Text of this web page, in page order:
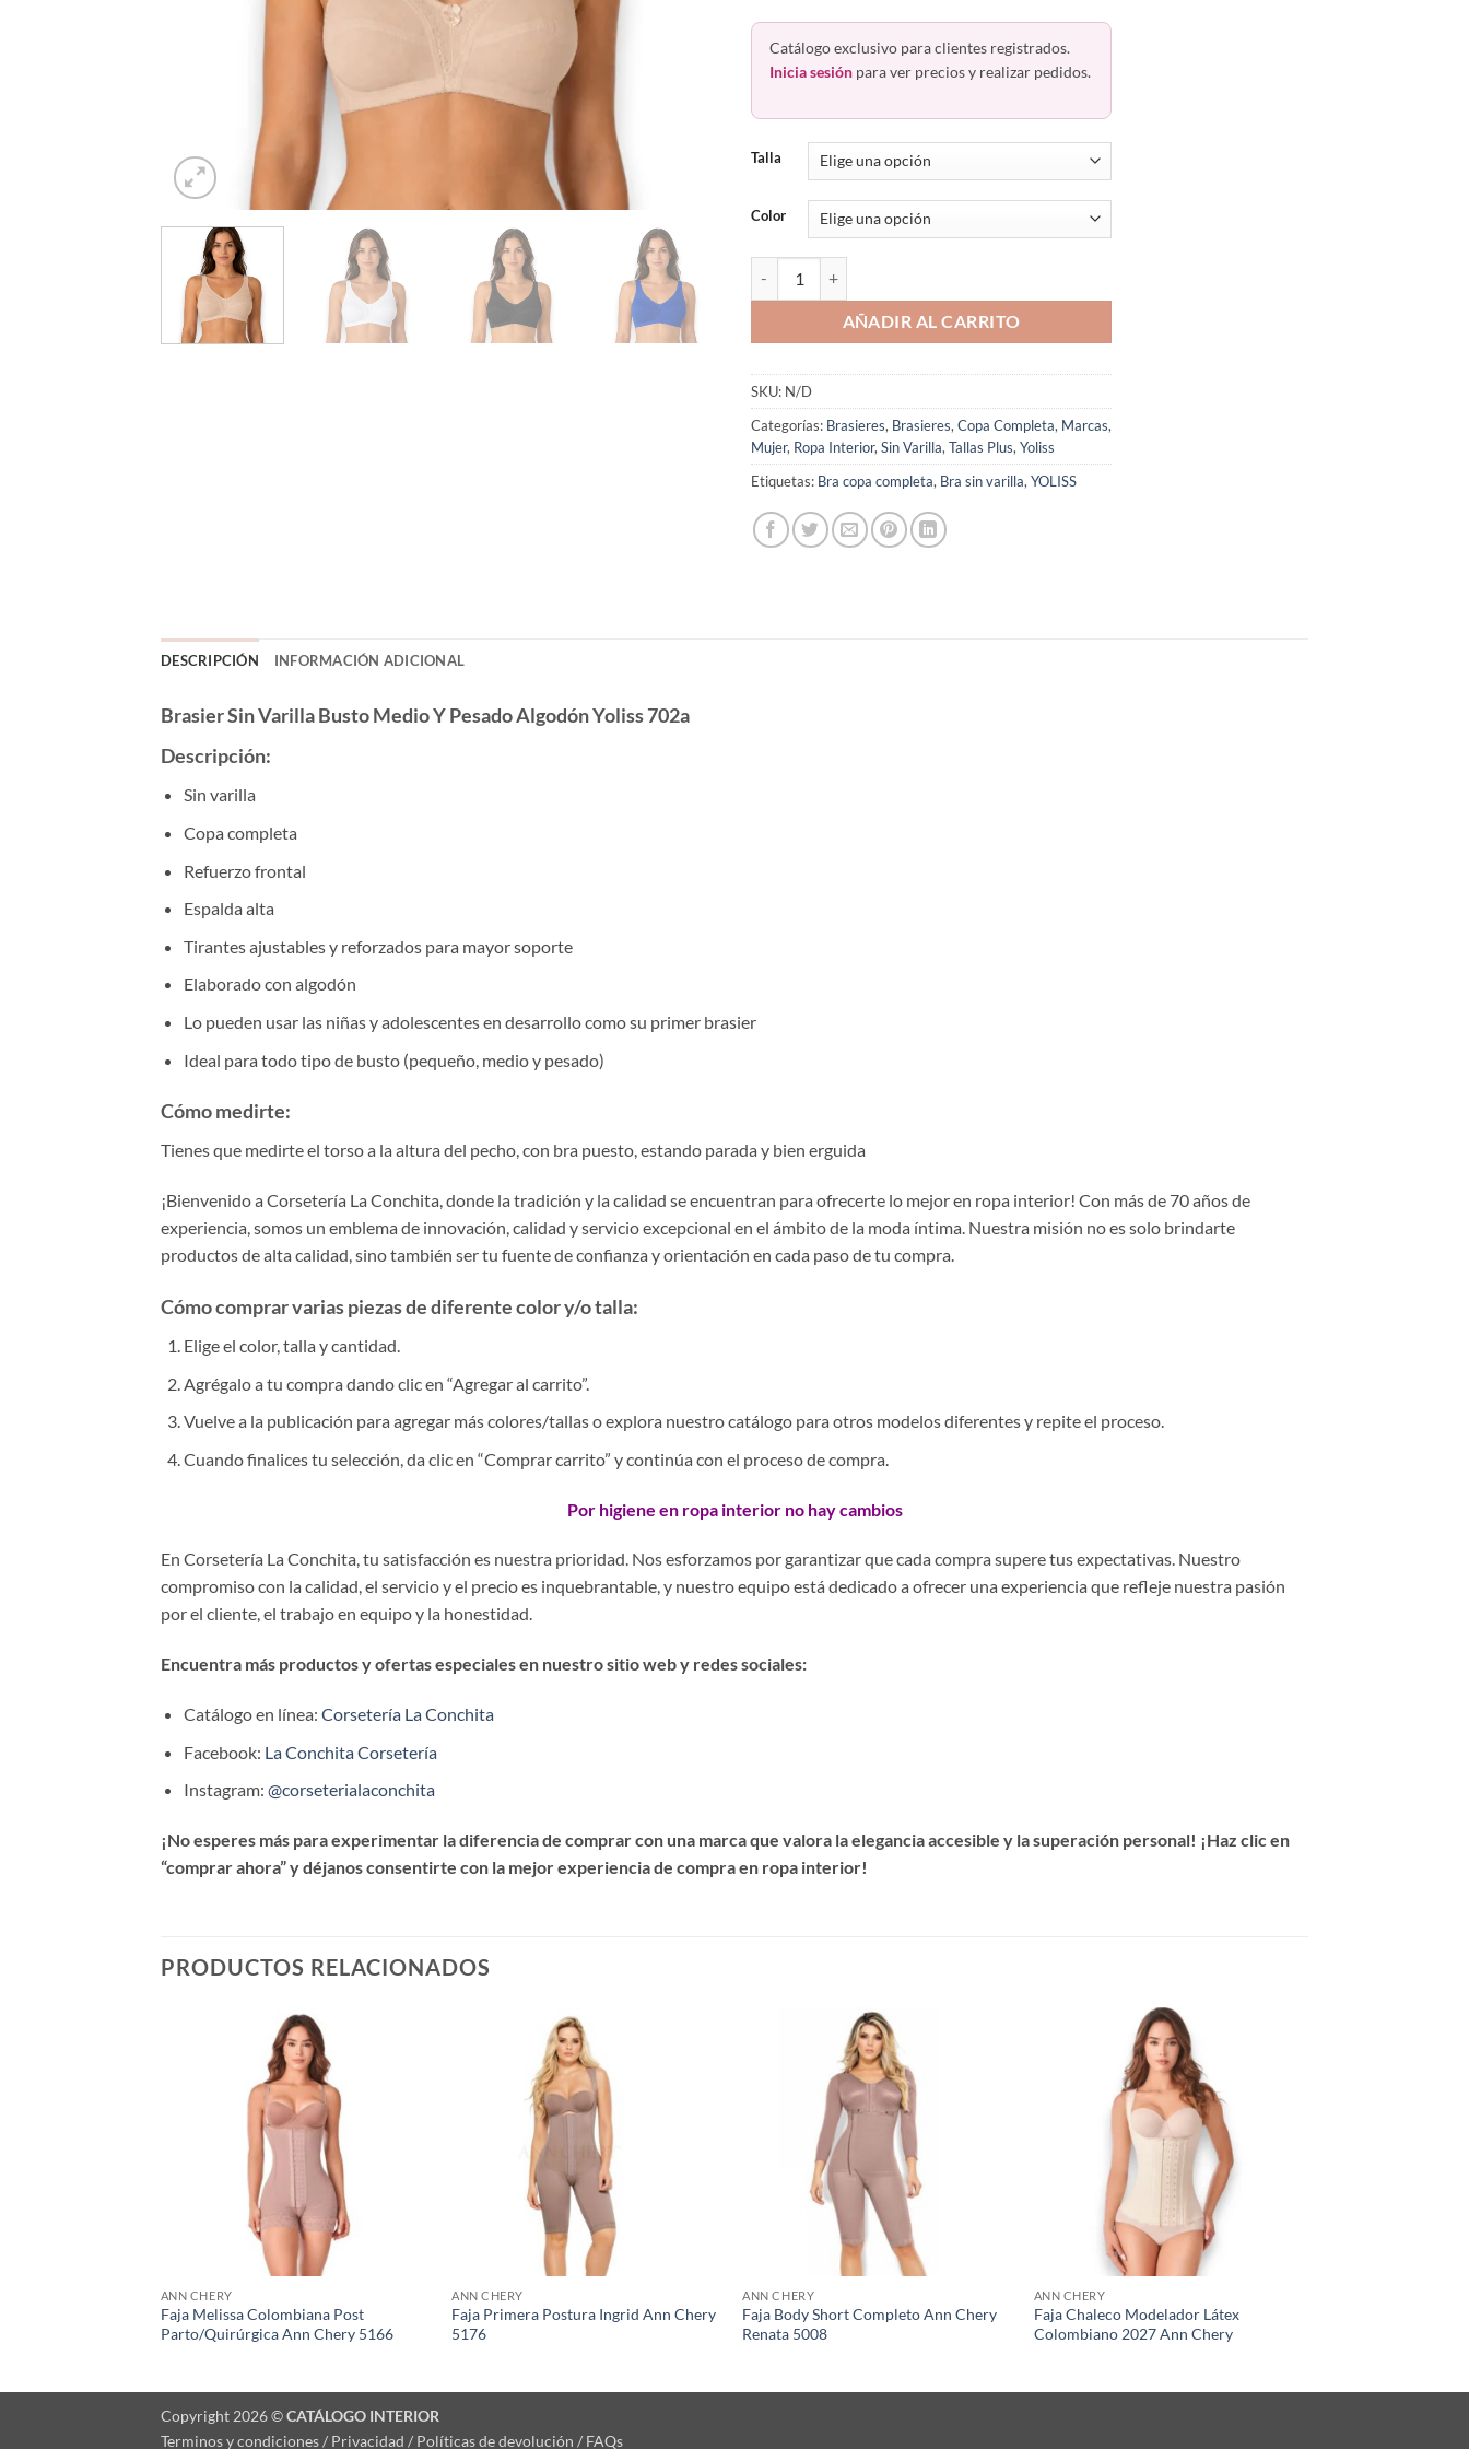
Catálogo exclusivo para clientes registrados.
Inicia sesión para ver precios y realizar pedidos.
Talla
Color
AÑADIR AL CARRITO
SKU: N/D
Categorías: Brasieres, Brasieres,Copa Completa, Marcas,
Mujer, Ropa Interior,Sin Varilla,Tallas Plus,Yoliss
Etiquetas: Bra copa completa, Bra sin varilla,YOLISS
DESCRIPCIÓN INFORMACIÓN ADICIONAL
Brasier Sin Varilla Busto Medio Y Pesado Algodón Yoliss 702a
Descripción:
Sin varilla
Copa completa
Refuerzo frontal
Espalda alta
Tirantes ajustables y reforzados para mayor soporte
Elaborado con algodón
Lo pueden usar las niñas y adolescentes en desarrollo como su primer brasier
Ideal para todo tipo de busto (pequeño, medio y pesado)
Cómo medirte:
Tienes que medirte el torso a la altura del pecho, con bra puesto, estando parada y bien erguida
¡Bienvenido a Corsetería La Conchita, donde la tradición y la calidad se encuentran para ofrecerte lo mejor en ropa interior! Con más de 70 años de
experiencia, somos un emblema de innovación, calidad y servicio excepcional en el ámbito de la moda íntima. Nuestra misión no es solo brindarte
productos de alta calidad, sino también ser tu fuente de confianza y orientación en cada paso de tu compra.
Cómo comprar varias piezas de diferente color y/o talla:
Elige el color, talla y cantidad.
Agrégalo a tu compra dando clic en “Agregar al carrito”.
Vuelve a la publicación para agregar más colores/tallas o explora nuestro catálogo para otros modelos diferentes y repite el proceso.
Cuando finalices tu selección, da clic en “Comprar carrito” y continúa con el proceso de compra.
Por higiene en ropa interior no hay cambios
En Corsetería La Conchita, tu satisfacción es nuestra prioridad. Nos esforzamos por garantizar que cada compra supere tus expectativas. Nuestro
compromiso con la calidad, el servicio y el precio es inquebrantable, y nuestro equipo está dedicado a ofrecer una experiencia que refleje nuestra pasión
por el cliente, el trabajo en equipo y la honestidad.
Encuentra más productos y ofertas especiales en nuestro sitio web y redes sociales:
Catálogo en línea: Corsetería La Conchita
Facebook: La Conchita Corsetería
Instagram: @corseterialaconchita
¡No esperes más para experimentar la diferencia de comprar con una marca que valora la elegancia accesible y la superación personal! ¡Haz clic en
“comprar ahora” y déjanos consentirte con la mejor experiencia de compra en ropa interior!
PRODUCTOS RELACIONADOS
ANN CHERY
Faja Melissa Colombiana Post
Parto/Quirúrgica Ann Chery 5166
ANN CHERY
Faja Primera Postura Ingrid Ann Chery
5176
ANN CHERY
Faja Body Short Completo Ann Chery
Renata 5008
ANN CHERY
Faja Chaleco Modelador Látex
Colombiano 2027 Ann Chery
Copyright 2026 ©CATÁLOGO INTERIOR
Terminos y condiciones / Privacidad / Políticas de devolución / FAQs